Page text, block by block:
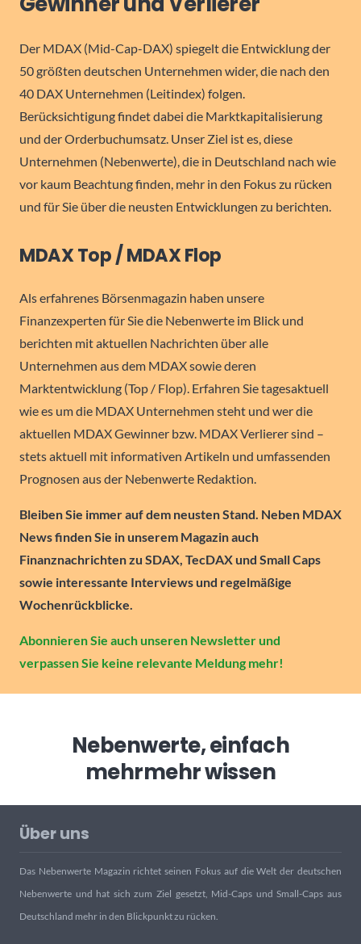
Der MDAX (Mid-Cap-DAX) spiegelt die Entwicklung der
50 größten deutschen Unternehmen wider, die nach den
40 DAX Unternehmen (Leitindex) folgen.
Berücksichtigung findet dabei die Marktkapitalisierung
und der Orderbuchumsatz. Unser Ziel ist es, diese
Unternehmen (Nebenwerte), die in Deutschland nach wie
vor kaum Beachtung finden, mehr in den Fokus zu rücken
und für Sie über die neusten Entwicklungen zu berichten.
MDAX Top / MDAX Flop
Als erfahrenes Börsenmagazin haben unsere
Finanzexperten für Sie die Nebenwerte im Blick und
berichten mit aktuellen Nachrichten über alle
Unternehmen aus dem MDAX sowie deren
Marktentwicklung (Top / Flop). Erfahren Sie tagesaktuell
wie es um die MDAX Unternehmen steht und wer die
aktuellen MDAX Gewinner bzw. MDAX Verlierer sind –
stets aktuell mit informativen Artikeln und umfassenden
Prognosen aus der Nebenwerte Redaktion.
Bleiben Sie immer auf dem neusten Stand. Neben MDAX
News finden Sie in unserem Magazin auch
Finanznachrichten zu SDAX, TecDAX und Small Caps
sowie interessante Interviews und regelmäßige
Wochenrückblicke.
Abonnieren Sie auch unseren Newsletter und
verpassen Sie keine relevante Meldung mehr!
Nebenwerte, einfach
mehrmehr wissen
Über uns
Das Nebenwerte Magazin richtet seinen Fokus auf die Welt der deutschen
Nebenwerte und hat sich zum Ziel gesetzt, Mid-Caps und Small-Caps aus
Deutschland mehr in den Blickpunkt zu rücken.